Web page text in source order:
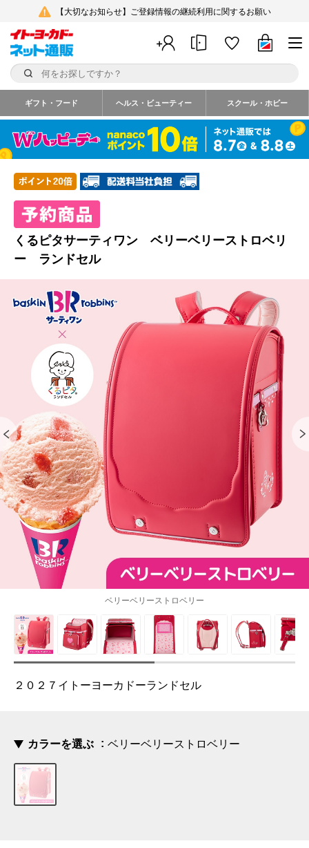
【大切なお知らせ】ご登録情報の継続利用に関するお願い
ギフト・フード ヘルス・ビューティー スクール・ホビー
くるピタサーティワン ベリーベリーストロベリ
ー ランドセル
ベリーベリーストロベリー
２０２７イトーヨーカドーランドセル
カラーを選ぶ ベリーベリーストロベリー